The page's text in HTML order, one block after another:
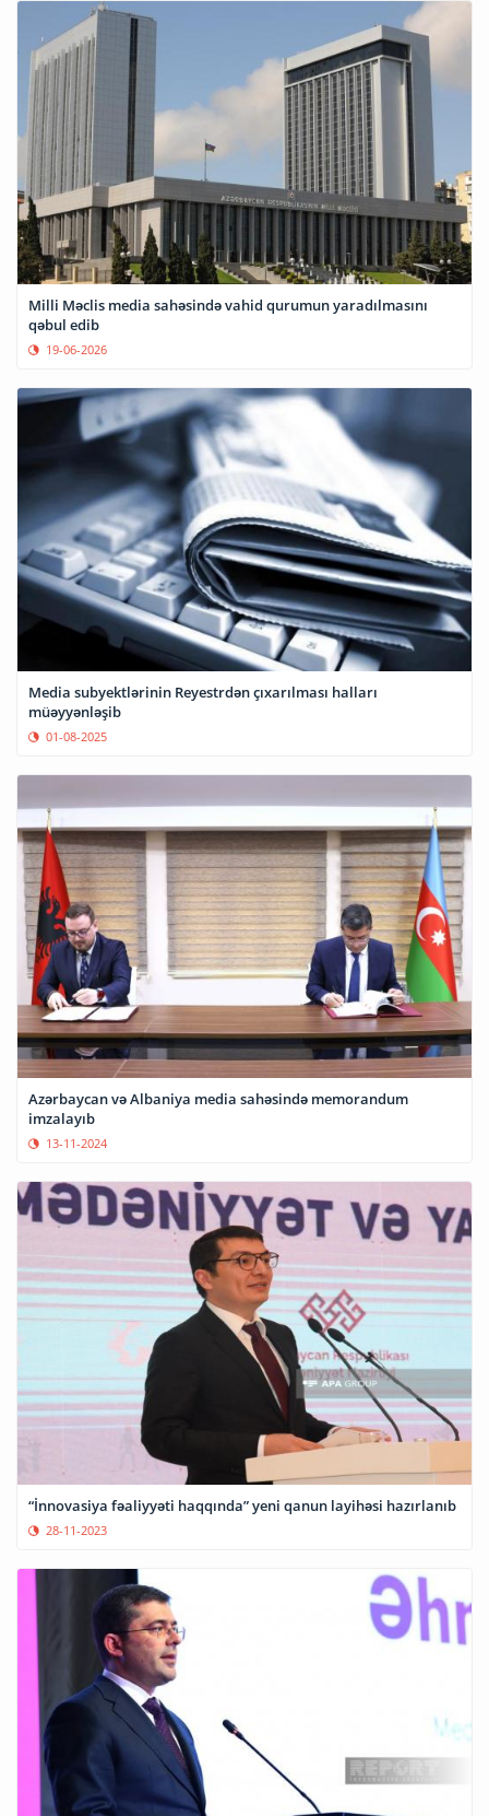
Milli Məclis media sahəsində vahid qurumun yaradılmasını
qəbul edib
19-06-2026
Media subyektlərinin Reyestrdən çıxarılması halları
müəyyənləşib
01-08-2025
Azərbaycan və Albaniya media sahəsində memorandum
imzalayıb
13-11-2024
“İnnovasiya fəaliyyəti haqqında” yeni qanun layihəsi hazırlanıb
28-11-2023